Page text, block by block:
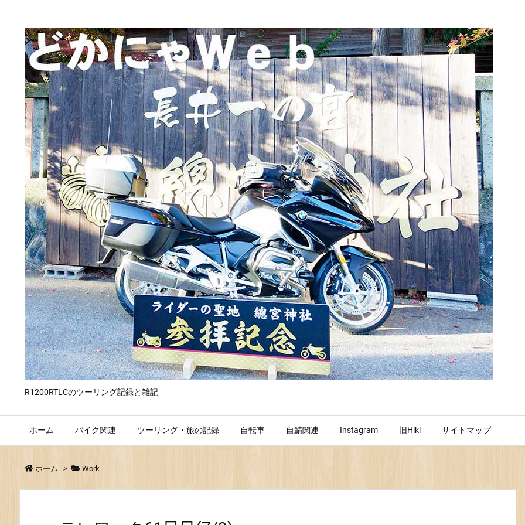
R1200RTLCのツーリング記録と雑記
ホーム バイク関連 ツーリング・旅の記録 自転車 自鯖関連 Instagram 旧Hiki サイトマップ
ホーム > Work